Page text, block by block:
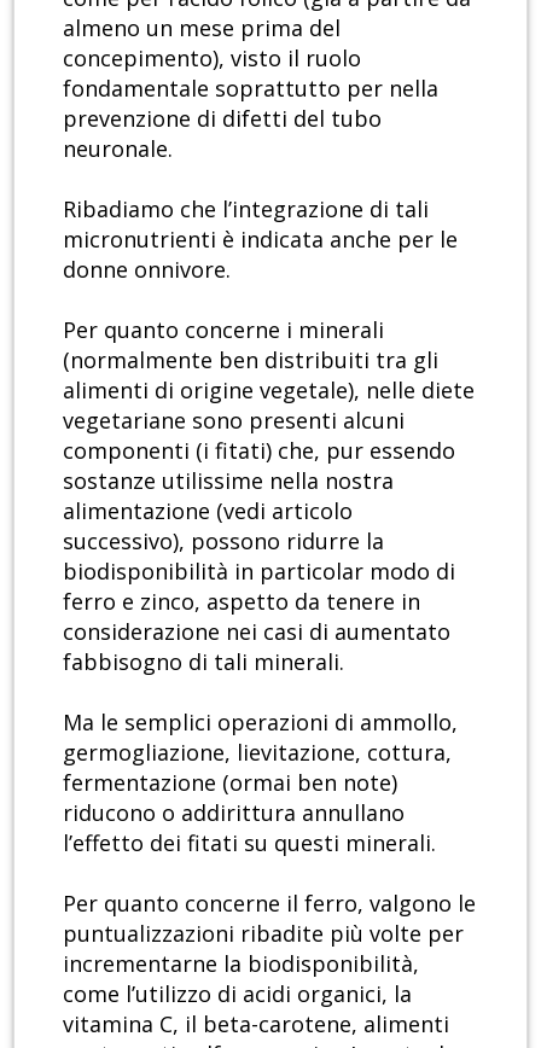
almeno un mese prima del
concepimento), visto il ruolo
fondamentale soprattutto per nella
prevenzione di difetti del tubo
neuronale.
Ribadiamo che l’integrazione di tali
micronutrienti è indicata anche per le
donne onnivore.
Per quanto concerne i minerali
(normalmente ben distribuiti tra gli
alimenti di origine vegetale), nelle diete
vegetariane sono presenti alcuni
componenti (i fitati) che, pur essendo
sostanze utilissime nella nostra
alimentazione (vedi articolo
successivo), possono ridurre la
biodisponibilità in particolar modo di
ferro e zinco, aspetto da tenere in
considerazione nei casi di aumentato
fabbisogno di tali minerali.
Ma le semplici operazioni di ammollo,
germogliazione, lievitazione, cottura,
fermentazione (ormai ben note)
riducono o addirittura annullano
l’effetto dei fitati su questi minerali.
Per quanto concerne il ferro, valgono le
puntualizzazioni ribadite più volte per
incrementarne la biodisponibilità,
come l’utilizzo di acidi organici, la
vitamina C, il beta-carotene, alimenti